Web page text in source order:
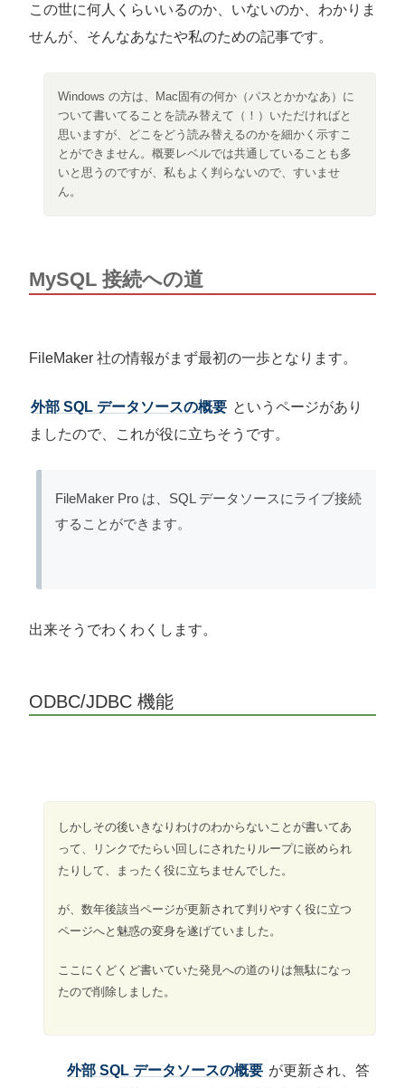
この世に何人くらいいるのか、いないのか、わかりま
せんが、そんなあなたや私のための記事です。
Windows の方は、Mac固有の何か（パスとかかなあ）に
ついて書いてることを読み替えて（！）いただければと
思いますが、どこをどう読み替えるのかを細かく示すこ
とができません。概要レベルでは共通していることも多
いと思うのですが、私もよく判らないので、すいませ
ん。
MySQL 接続への道
FileMaker 社の情報がまず最初の一歩となります。
外部 SQL データソースの概要 というページがあり
ましたので、これが役に立ちそうです。
FileMaker Pro は、SQL データソースにライブ接続
することができます。
出来そうでわくわくします。
ODBC/JDBC 機能
しかしその後いきなりわけのわからないことが書いてあ
って、リンクでたらい回しにされたりループに嵌められ
たりして、まったく役に立ちませんでした。
が、数年後該当ページが更新されて判りやすく役に立つ
ページへと魅惑の変身を遂げていました。
ここにくどくど書いていた発見への道のりは無駄になっ
たので削除しました。
外部 SQL データソースの概要 が更新され、答